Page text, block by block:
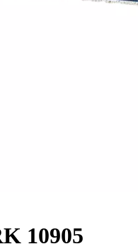
10905